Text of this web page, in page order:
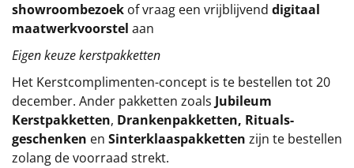
showroombezoek of vraag een vrijblijvend digitaal
maatwerkvoorstel aan
Eigen keuze kerstpakketten
Het Kerstcomplimenten-concept is te bestellen tot 20
december. Ander pakketten zoals Jubileum
Kerstpakketten, Drankenpakketten, Rituals-
geschenken en Sinterklaaspakketten zijn te bestellen
zolang de voorraad strekt.